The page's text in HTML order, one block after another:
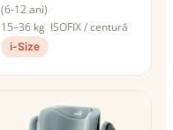
(6-12 ani)
15–36 kg ISOFIX / centură
i-Size